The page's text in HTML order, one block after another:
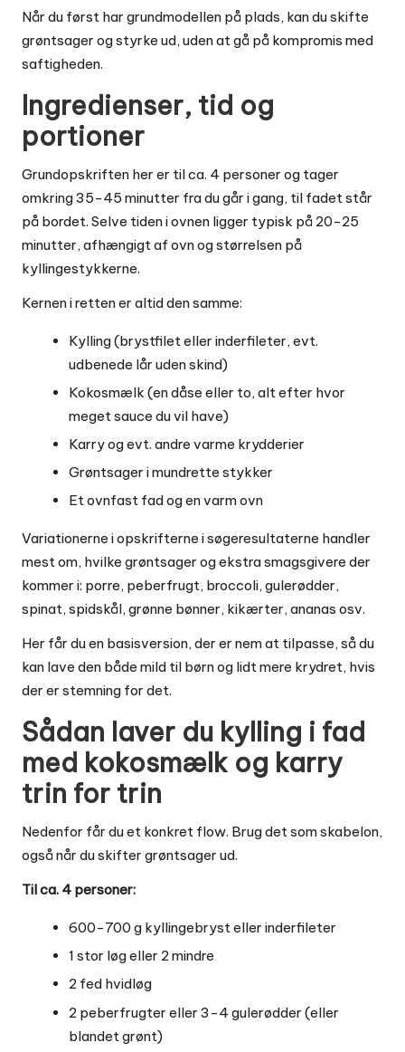
Når du først har grundmodellen på plads, kan du skifte
grøntsager og styrke ud, uden at gå på kompromis med
saftigheden.
Ingredienser, tid og
portioner
Grundopskriften her er til ca. 4 personer og tager
omkring 35-45 minutter fra du går i gang, til fadet står
på bordet. Selve tiden i ovnen ligger typisk på 20-25
minutter, afhængigt af ovn og størrelsen på
kyllingestykkerne.
Kernen i retten er altid den samme:
Kylling (brystfilet eller inderfileter, evt.
udbenede lår uden skind)
Kokosmælk (en dåse eller to, alt efter hvor
meget sauce du vil have)
Karry og evt. andre varme krydderier
Grøntsager i mundrette stykker
Et ovnfast fad og en varm ovn
Variationerne i opskrifterne i søgeresultaterne handler
mest om, hvilke grøntsager og ekstra smagsgivere der
kommer i: porre, peberfrugt, broccoli, gulerødder,
spinat, spidskål, grønne bønner, kikærter, ananas osv.
Her får du en basisversion, der er nem at tilpasse, så du
kan lave den både mild til børn og lidt mere krydret, hvis
der er stemning for det.
Sådan laver du kylling i fad
med kokosmælk og karry
trin for trin
Nedenfor får du et konkret flow. Brug det som skabelon,
også når du skifter grøntsager ud.
Til ca. 4 personer:
600-700 g kyllingebryst eller inderfileter
1 stor løg eller 2 mindre
2 fed hvidløg
2 peberfrugter eller 3-4 gulerødder (eller
blandet grønt)